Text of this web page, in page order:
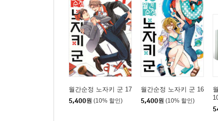
월간순정 노자키 군 17
5,400원 (10% 할인)
월간순정 노자키 군 16
5,400원 (10% 할인)